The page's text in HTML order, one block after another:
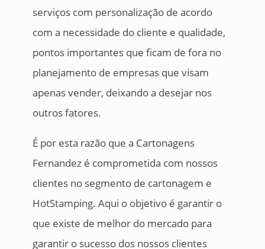
serviços com personalização de acordo
com a necessidade do cliente e qualidade,
pontos importantes que ficam de fora no
planejamento de empresas que visam
apenas vender, deixando a desejar nos
outros fatores.
É por esta razão que a Cartonagens
Fernandez é comprometida com nossos
clientes no segmento de cartonagem e
HotStamping. Aqui o objetivo é garantir o
que existe de melhor do mercado para
garantir o sucesso dos nossos clientes